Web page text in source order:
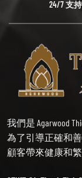
24/7 支持
我們是 Agarwood
為了引導正確和善
顧客帶來健康和繁